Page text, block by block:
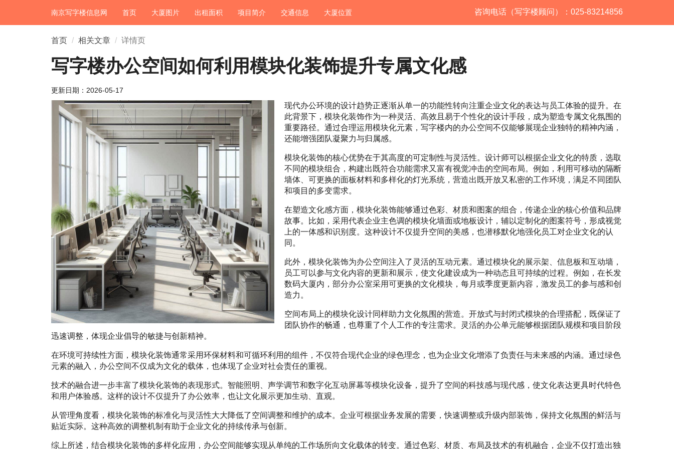
南京写字楼信息网 首页 大厦图片 出租面积 项目简介 交通信息 大厦位置 咨询电话（写字楼顾问）：025-83214856
首页 相关文章 详情页
写字楼办公空间如何利用模块化装饰提升专属文化感
更新日期： 2026-05-17
现代办公环境的设计趋势正逐渐从单一的功能性转向注重企业文化的表达与员工体验的提升。在
此背景下，模块化装饰作为一种灵活、高效且易于个性化的设计手段，成为塑造专属文化氛围的
重要路径。通过合理运用模块化元素，写字楼内的办公空间不仅能够展现企业独特的精神内涵，
还能增强团队凝聚力与归属感。
模块化装饰的核心优势在于其高度的可定制性与灵活性。设计师可以根据企业文化的特质，选取
不同的模块组合，构建出既符合功能需求又富有视觉冲击的空间布局。例如，利用可移动的隔断
墙体、可更换的面板材料和多样化的灯光系统，营造出既开放又私密的工作环境，满足不同团队
和项目的多变需求。
在塑造文化感方面，模块化装饰能够通过色彩、材质和图案的组合，传递企业的核心价值和品牌
故事。比如，采用代表企业主色调的模块化墙面或地板设计，辅以定制化的图案符号，形成视觉
上的一体感和识别度。这种设计不仅提升空间的美感，也潜移默化地强化员工对企业文化的认
同。
此外，模块化装饰为办公空间注入了灵活的互动元素。通过模块化的展示架、信息板和互动墙，
员工可以参与文化内容的更新和展示，使文化建设成为一种动态且可持续的过程。例如，在长发
数码大厦内，部分办公室采用可更换的文化模块，每月或季度更新内容，激发员工的参与感和创
造力。
空间布局上的模块化设计同样助力文化氛围的营造。开放式与封闭式模块的合理搭配，既保证了
团队协作的畅通，也尊重了个人工作的专注需求。灵活的办公单元能够根据团队规模和项目阶段
迅速调整，体现企业倡导的敏捷与创新精神。
在环境可持续性方面，模块化装饰通常采用环保材料和可循环利用的组件，不仅符合现代企业的绿色理念，也为企业文化增添了负责任与未来感的内涵。通过绿色
元素的融入，办公空间不仅成为文化的载体，也体现了企业对社会责任的重视。
技术的融合进一步丰富了模块化装饰的表现形式。智能照明、声学调节和数字化互动屏幕等模块化设备，提升了空间的科技感与现代感，使文化表达更具时代特色
和用户体验感。这样的设计不仅提升了办公效率，也让文化展示更加生动、直观。
从管理角度看，模块化装饰的标准化与灵活性大大降低了空间调整和维护的成本。企业可根据业务发展的需要，快速调整或升级内部装饰，保持文化氛围的鲜活与
贴近实际。这种高效的调整机制有助于企业文化的持续传承与创新。
综上所述，结合模块化装饰的多样化应用，办公空间能够实现从单纯的工作场所向文化载体的转变。通过色彩、材质、布局及技术的有机融合，企业不仅打造出独